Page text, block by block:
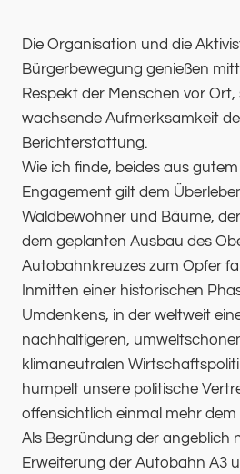
Die Organisation und die
Bürgerbewegung genießen
Respekt der Menschen vor
wachsende Aufmerksamkeit
Berichterstattung.
Wie ich finde, beides aus
Engagement gilt dem
Waldbewohner und Bäume,
dem geplanten Ausbau des
Autobahnkreuzes zum Opfer
Inmitten einer historischen
Umdenkens, in der weltweit
nachhaltigeren,
klimaneutralen
humpelt unsere politische
offensichtlich einmal mehr
Als Begründung der angeblich
Erweiterung der Autobahn A3